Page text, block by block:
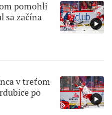
pomohli
sa začína
v treťom
po